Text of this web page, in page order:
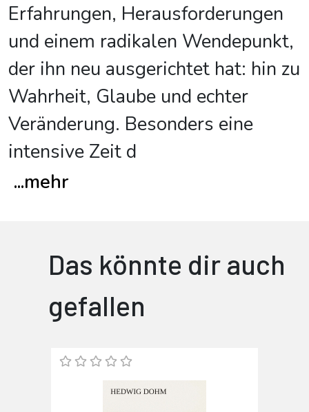
Erfahrungen, Herausforderungen
und einem radikalen Wendepunkt,
der ihn neu ausgerichtet hat: hin zu
Wahrheit, Glaube und echter
Veränderung. Besonders eine
intensive Zeit d
...mehr
Das könnte dir auch
gefallen